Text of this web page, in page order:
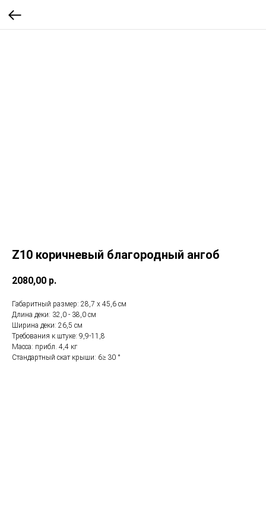
Z10 коричневый благородный ангоб
2080,00 р.
Габаритный размер: 28,7 x 45,6 см
Длина деки: 32,0 - 38,0 см
Ширина деки: 26,5 см
Требования к штуке: 9,9-11,8
Масса: прибл. 4,4 кг
Стандартный скат крыши: 6≥ 30 °